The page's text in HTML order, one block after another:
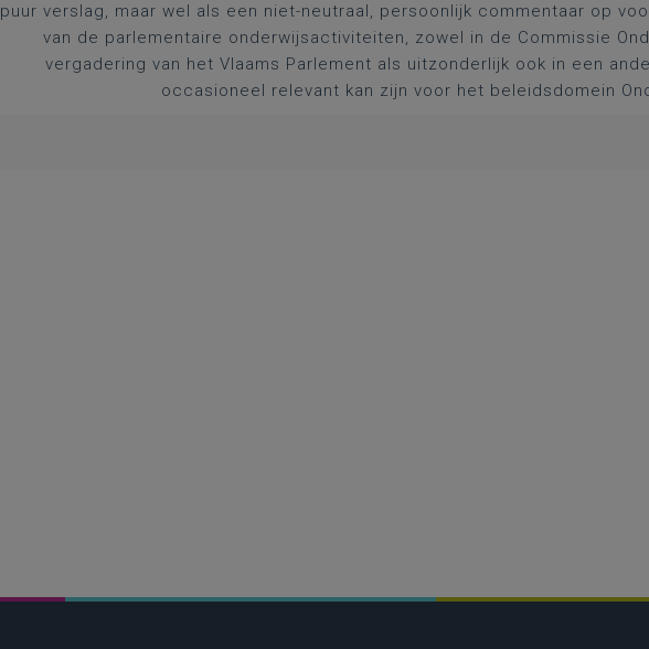
puur verslag, maar wel als een niet-neutraal, persoonlijk commentaar op
van de parlementaire onderwijsactiviteiten, zowel in de Commissie
vergadering van het Vlaams Parlement als uitzonderlijk ook in een
occasioneel relevant kan zijn voor het beleidsdomein